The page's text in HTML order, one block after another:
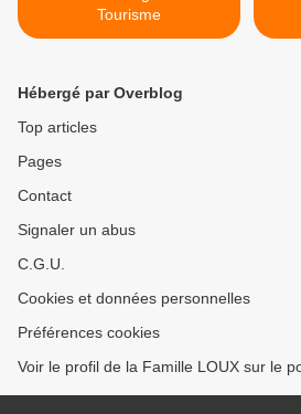
Tourisme
Hébergé par Overblog
Top articles
Pages
Contact
Signaler un abus
C.G.U.
Cookies et données personnelles
Préférences cookies
Voir le profil de la Famille LOUX sur le